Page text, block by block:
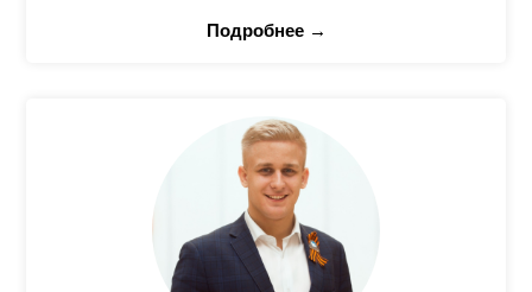
Подробнее →